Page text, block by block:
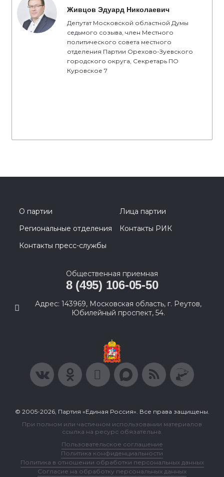
Живцов Эдуард Николаевич
Депутат Московской областной Думы
седьмого созыва, член Местного
политического совета местного
отделения Партии Орехово-Зуевского
городского округа, Секретарь ПО
Куровское 7
О партии
Лица партии
Региональные отделения
Контакты РИК
Контакты пресс-службы
Общественная приемная
8 (495) 106-05-50
Адрес: 143969, Московская область, г. Реутов,
Юбилейный проспект, 54.
© 2005-2026, Партия «Единая Россия». Все права защищены.
При полном или частичном использовании материалов
ссылка на ресурс обязательна.
Пользовательское соглашение
Политика конфиденциальности
Политика в отношении обработки персональных данных
Согласие на обработку персональных данных